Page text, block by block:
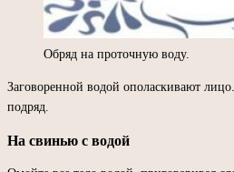
Обряд на проточную воду.
Заговоренной водой ополаскивают
подряд.
На свинью с водой